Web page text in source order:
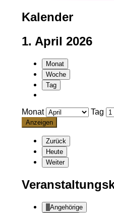
Kalender
1. April 2026
Monat
Woche
Tag
Monat Tag
Zurück
Heute
Weiter
Angehörige